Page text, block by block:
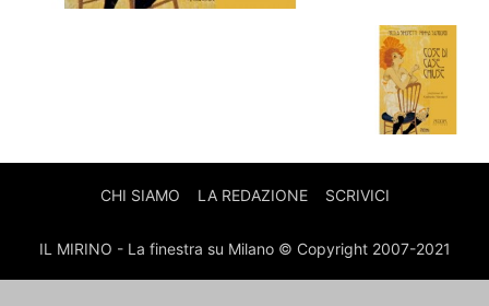
CHI SIAMO LA REDAZIONE SCRIVICI
IL MIRINO - La finestra su Milano © Copyright 2007-2021